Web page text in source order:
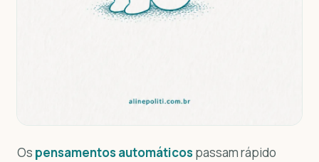
Os pensamentos automáticospassam rápido